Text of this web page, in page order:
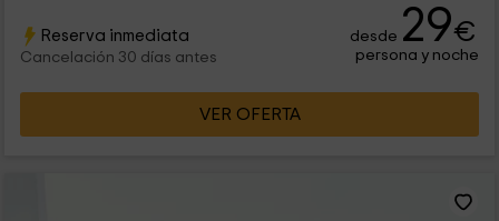
Reserva inmediata
Cancelación 30 días antes
desde 29€
persona y noche
VER OFERTA